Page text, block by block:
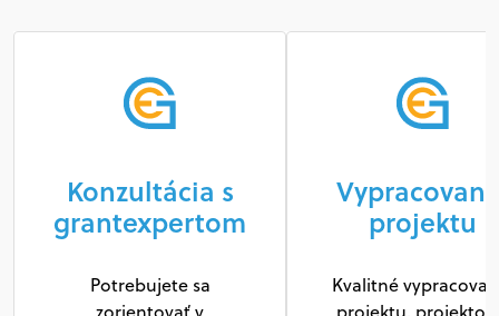
Konzultácia s
grantexpertom
Potrebujete sa
projektu
Kvalitné